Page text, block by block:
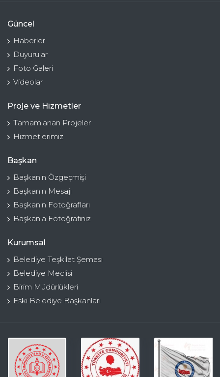
Güncel
Haberler
Duyurular
Foto Galeri
Videolar
Proje ve Hizmetler
Tamamlanan Projeler
Hizmetlerimiz
Başkan
Başkanın Özgeçmişi
Başkanın Mesajı
Başkanın Fotoğrafları
Başkanla Fotoğrafınız
Kurumsal
Belediye Teşkilat Şeması
Belediye Meclisi
Birim Müdürlükleri
Eski Belediye Başkanları